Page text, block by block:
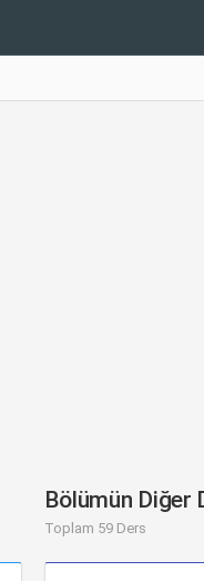
Bölümün Diğer
Toplam 59 Ders